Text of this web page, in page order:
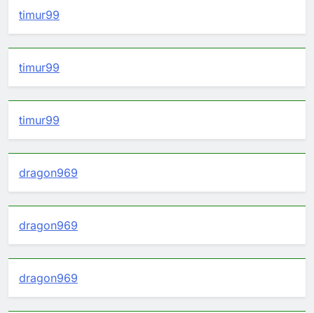
timur99
timur99
timur99
dragon969
dragon969
dragon969